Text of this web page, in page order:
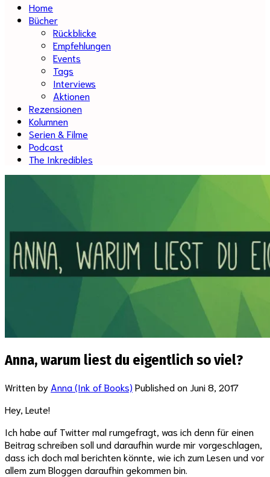
Home
Bücher
Rückblicke
Empfehlungen
Events
Tags
Interviews
Aktionen
Rezensionen
Kolumnen
Serien & Filme
Podcast
The Inkredibles
Anna, warum liest du eigentlich so viel?
Written by Anna (Ink of Books) Published on Juni 8, 2017
Hey, Leute!
Ich habe auf Twitter mal rumgefragt, was ich denn für einen
Beitrag schreiben soll und daraufhin wurde mir vorgeschlagen,
dass ich doch mal berichten könnte, wie ich zum Lesen und vor
allem zum Bloggen daraufhin gekommen bin.